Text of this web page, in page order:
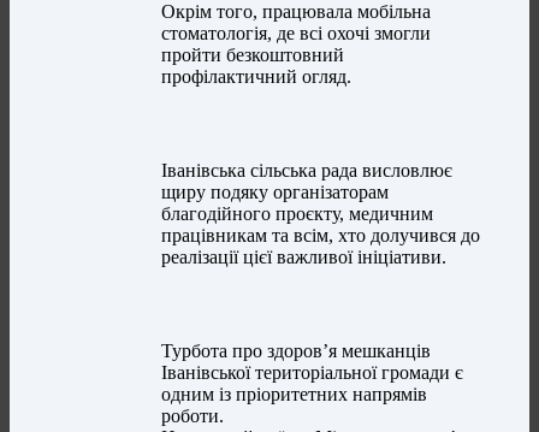
Окрім того, працювала мобільна
стоматологія, де всі охочі змогли
пройти безкоштовний
профілактичний огляд.
Іванівська сільська рада висловлює
щиру подяку організаторам
благодійного проєкту, медичним
працівникам та всім, хто долучився до
реалізації цієї важливої ініціативи.
Турбота про здоров’я мешканців
Іванівської територіальної громади є
одним із пріоритетних напрямів
роботи.